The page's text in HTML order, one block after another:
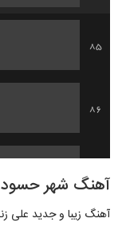
85
86
آهنگ شهر حسود
آهنگ زیبا و جدید علی